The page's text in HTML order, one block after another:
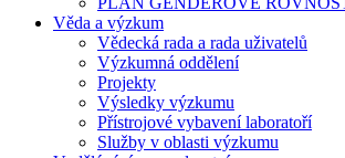
Věda a výzkum
Vědecká rada a rada uživatelů
Výzkumná oddělení
Projekty
Výsledky výzkumu
Přístrojové vybavení laboratoří
Služby v oblasti výzkumu